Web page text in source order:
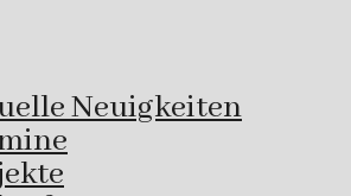
Neuigkeiten